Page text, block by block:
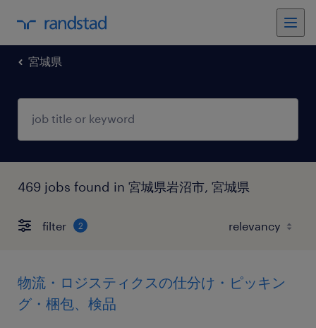
宮城県
469 jobs found in 宮城県岩沼市, 宮城県
filter 2
物流・ロジスティクスの仕分け・ピッキン
グ・梱包、検品